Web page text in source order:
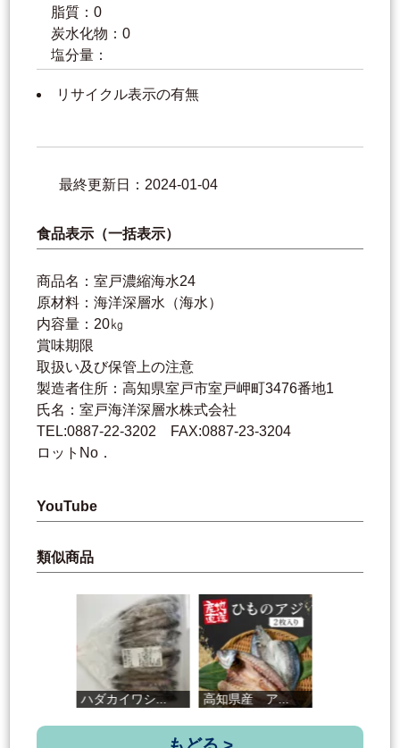
脂質：0
炭水化物：0
塩分量：
リサイクル表示の有無
最終更新日：2024-01-04
食品表示（一括表示）
商品名：室戸濃縮海水24
原材料：海洋深層水（海水）
内容量：20㎏
賞味期限
取扱い及び保管上の注意
製造者住所：高知県室戸市室戸岬町3476番地1
氏名：室戸海洋深層水株式会社
TEL:0887-22-3202 FAX:0887-23-3204
ロットNo．
YouTube
類似商品
ハダカイワシ... 高知県産 ア... にぎり天いか